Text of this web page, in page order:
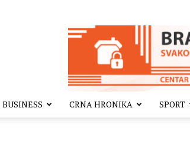
BUSINESS CRNA HRONIKA SPORT